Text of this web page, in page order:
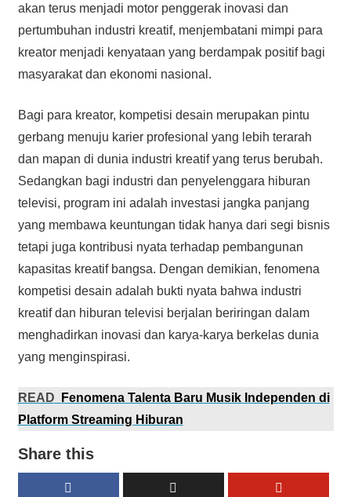
akan terus menjadi motor penggerak inovasi dan
pertumbuhan industri kreatif, menjembatani mimpi para
kreator menjadi kenyataan yang berdampak positif bagi
masyarakat dan ekonomi nasional.
Bagi para kreator, kompetisi desain merupakan pintu
gerbang menuju karier profesional yang lebih terarah
dan mapan di dunia industri kreatif yang terus berubah.
Sedangkan bagi industri dan penyelenggara hiburan
televisi, program ini adalah investasi jangka panjang
yang membawa keuntungan tidak hanya dari segi bisnis
tetapi juga kontribusi nyata terhadap pembangunan
kapasitas kreatif bangsa. Dengan demikian, fenomena
kompetisi desain adalah bukti nyata bahwa industri
kreatif dan hiburan televisi berjalan beriringan dalam
menghadirkan inovasi dan karya-karya berkelas dunia
yang menginspirasi.
READ
Fenomena Talenta Baru Musik Independen di
Platform Streaming Hiburan
Share this